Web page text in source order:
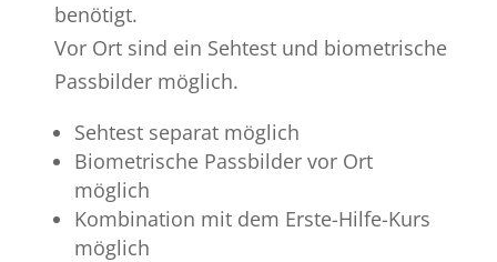
benötigt.
Vor Ort sind ein Sehtest und biometrische
Passbilder möglich.
Sehtest separat möglich
Biometrische Passbilder vor Ort
möglich
Kombination mit dem Erste-Hilfe-Kurs
möglich